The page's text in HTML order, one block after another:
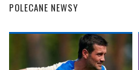
POLECANE NEWSY